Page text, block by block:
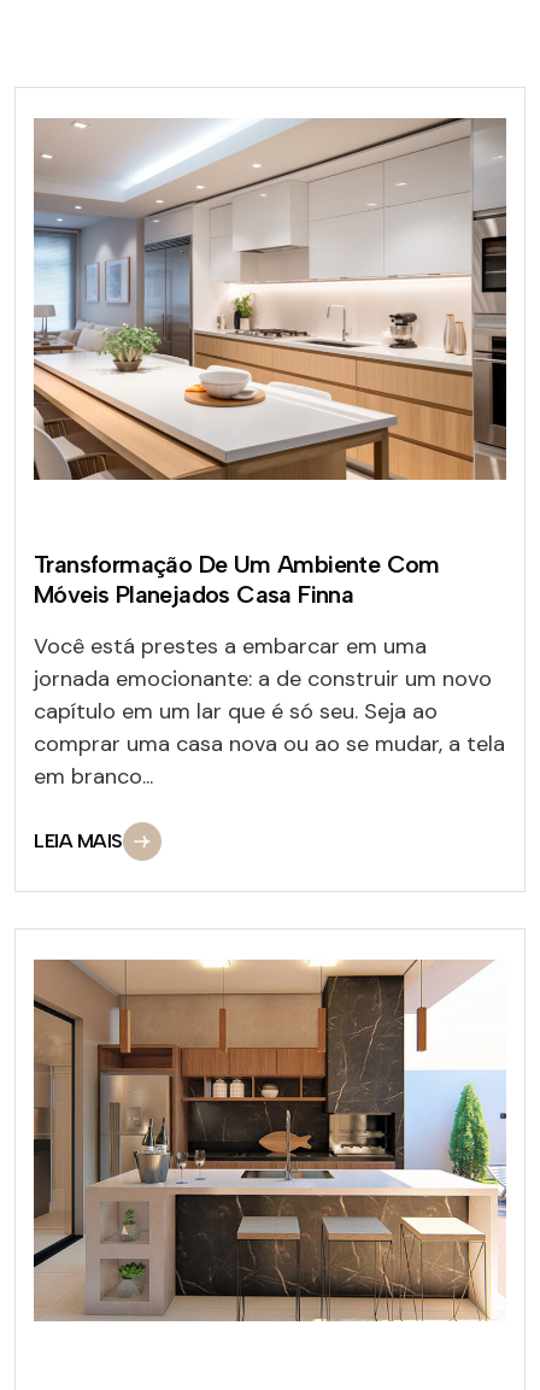
Transformação De Um Ambiente Com
Móveis Planejados Casa Finna
Você está prestes a embarcar em uma
jornada emocionante: a de construir um novo
capítulo em um lar que é só seu. Seja ao
comprar uma casa nova ou ao se mudar, a tela
em branco...
LEIA MAIS